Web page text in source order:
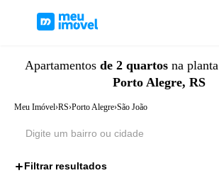
Apartamentos de 2 quartosna planta
Porto Alegre, RS
Meu Imóvel›RS›Porto Alegre›São João
Filtrar resultados